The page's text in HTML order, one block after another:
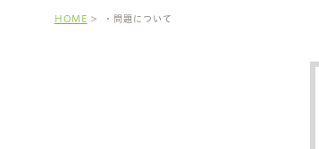
HOME ・問題について